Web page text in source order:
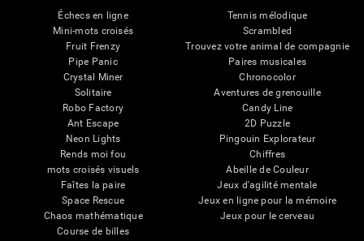
Échecs en ligne
Mini-mots croisés
Fruit Frenzy
Pipe Panic
Crystal Miner
Solitaire
Robo Factory
Ant Escape
Neon Lights
Rends moi fou
mots croisés visuels
Faîtes la paire
Space Rescue
Chaos mathématique
Course de billes
Tennis mélodique
Scrambled
Trouvez votre animal de compagnie
Paires musicales
Chronocolor
Aventures de grenouille
Candy Line
2D Puzzle
Pingouin Explorateur
Chiffres
Abeille de Couleur
Jeux d'agilité mentale
Jeux en ligne pour la mémoire
Jeux pour le cerveau